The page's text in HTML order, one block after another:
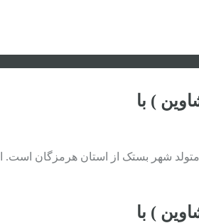
) با
شهر بستک از استان هرمزگان است. او
) با